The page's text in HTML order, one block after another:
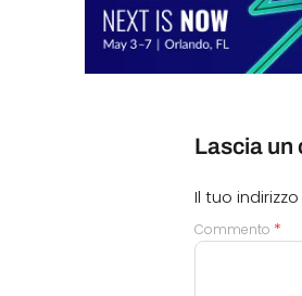
Lascia un
Il tuo
Commento *